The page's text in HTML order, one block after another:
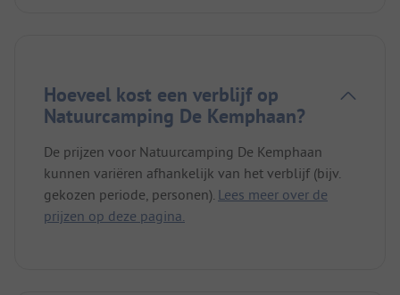
Hoeveel kost een verblijf op
Natuurcamping De Kemphaan?
De prijzen voor Natuurcamping De Kemphaan
kunnen variëren afhankelijk van het verblijf (bijv.
gekozen periode, personen). Lees meer over de
prijzen op deze pagina.